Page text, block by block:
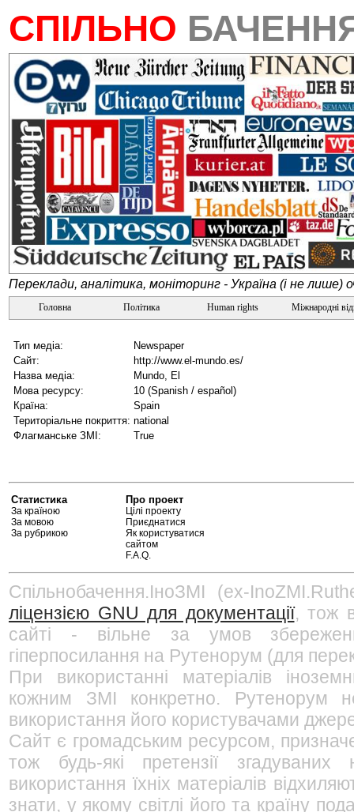
СПІЛЬНО
Переклади, аналітика, моніторинг - Україна (і не лише)
Головна Політика Human rights Міжнародні
Тип медіа:
Newspaper
Сайт:
http://www.el-mundo.es/
Назва медіа:
Mundo, El
Мова ресурсу:
10 (Spanish / español)
Країна:
Spain
Територіальне покриття: national
Флагманське ЗМІ:
True
Статистика
За країною
За мовою
За рубрикою
Про проект
Цілі проекту
Приєднатися
Як користуватися
сайтом
F.A.Q.
Спільнобачення.ІноЗМІ (ex-
ліцензією GNU для документації, тож
сайті - вільне за умов
гіперпосилання на Рутенорум (для
При використанні матеріалів
кожним ЗМІ конкретно. Рутенорум
використання його користувачами
Сайт є громадським ресурсом,
тож будь-які претензії
використання їхніх матеріалів
знати, у якому світлі його та країну